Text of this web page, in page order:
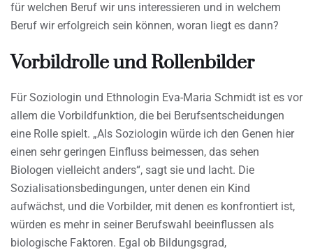
für welchen Beruf wir uns interessieren und in welchem
Beruf wir erfolgreich sein können, woran liegt es dann?
Vorbildrolle und Rollenbilder
Für Soziologin und Ethnologin Eva-Maria Schmidt ist es vor
allem die Vorbildfunktion, die bei Berufsentscheidungen
eine Rolle spielt. „Als Soziologin würde ich den Genen hier
einen sehr geringen Einfluss beimessen, das sehen
Biologen vielleicht anders“, sagt sie und lacht. Die
Sozialisationsbedingungen, unter denen ein Kind
aufwächst, und die Vorbilder, mit denen es konfrontiert ist,
würden es mehr in seiner Berufswahl beeinflussen als
biologische Faktoren. Egal ob Bildungsgrad,